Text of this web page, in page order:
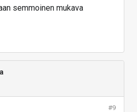
semmoinen mukava
#9